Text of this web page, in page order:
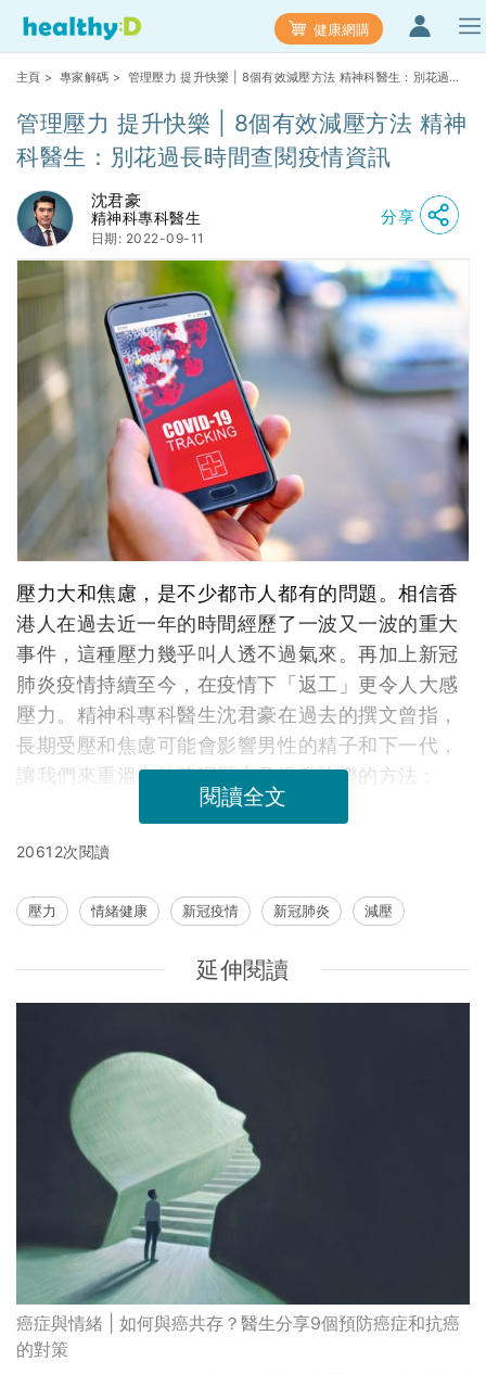
健康網購
主頁 > 專家解碼 > 管理壓力 提升快樂 | 8個有效減壓方法 精神科醫生：別花過長
管理壓力 提升快樂 | 8個有效減壓方法 精神
科醫生：別花過長時間查閱疫情資訊
沈君豪
精神科專科醫生
日期: 2022-09-11
分享
壓力大和焦慮，是不少都市人都有的問題。相信香
港人在過去近一年的時間經歷了一波又一波的重大
事件，這種壓力幾乎叫人透不過氣來。再加上新冠
肺炎疫情持續至今，在疫情下「返工」更令人大感
壓力。精神科專科醫生沈君豪在過去的撰文曾指，
長期受壓和焦慮可能會影響男性的精子和下一代，
讓我們來重溫有效管理壓力及提升快樂的方法 :
閱讀全文
20612次閱讀
壓力 情緒健康 新冠疫情 新冠肺炎 減壓
延伸閱讀
癌症與情緒 | 如何與癌共存？醫生分享9個預防癌症和抗癌
的對策